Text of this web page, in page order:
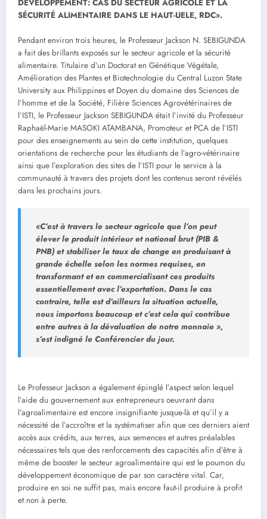
DÉVELOPPEMENT: CAS DU SECTEUR AGRICOLE ET LA
SÉCURITÉ ALIMENTAIRE DANS LE HAUT-UELE, RDC».
Pendant environ trois heures, le Professeur Jackson N. SEBIGUNDA
a fait des brillants exposés sur le secteur agricole et la sécurité
alimentaire. Titulaire d’un Doctorat en Génétique Végétale,
Amélioration des Plantes et Biotechnologie du Central Luzon State
University aux Philippines et Doyen du domaine des Sciences de
l’homme et de la Société, Filière Sciences Agrovétérinaires de
l’ISTI, le Professeur Jackson SEBIGUNDA était l’invité du Professeur
Raphaël-Marie MASOKI ATAMBANA, Promoteur et PCA de l’ISTI
pour des enseignements au sein de cette institution, quelques
orientations de recherche pour les étudiants de l’agro-vétérinaire
ainsi que l’exploration des sites de l’ISTI pour le service à la
communauté à travers des projets dont les contenus seront révélés
dans les prochains jours.
«C’est à travers le secteur agricole que l’on peut
élever le produit intérieur et national brut (PIB &
PNB) et stabiliser le taux de change en produisant à
grande échelle selon les normes requises, en
transformant et en commercialisant ces produits
essentiellement avec l’exportation. Dans le cas
contraire, telle est d’ailleurs la situation actuelle,
nous importons beaucoup et c’est cela qui contribue
entre autres à la dévaluation de notre monnaie »,
s’est indigné le Conférencier du jour.
Le Professeur Jackson a également épinglé l’aspect selon lequel
l’aide du gouvernement aux entrepreneurs oeuvrant dans
l’agroalimentaire est encore insignifiante jusque-là et qu’il y a
nécessité de l’accroître et la systématiser afin que ces derniers aient
accès aux crédits, aux terres, aux semences et autres préalables
nécessaires tels que des renforcements des capacités afin d’être à
même de booster le secteur agroalimentaire qui est le poumon du
développement économique de par son caractère vital. Car,
produire en soi ne suffit pas, mais encore faut-il produire à profit
et non à perte.